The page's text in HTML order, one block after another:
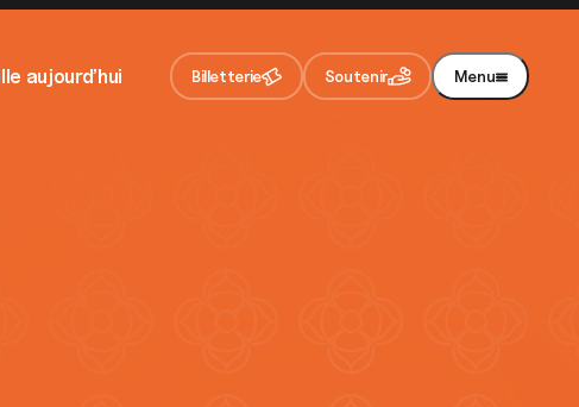
aujourd’hui Billetterie Soutenir Menu
En appuyant sur le bouton de validation, vous